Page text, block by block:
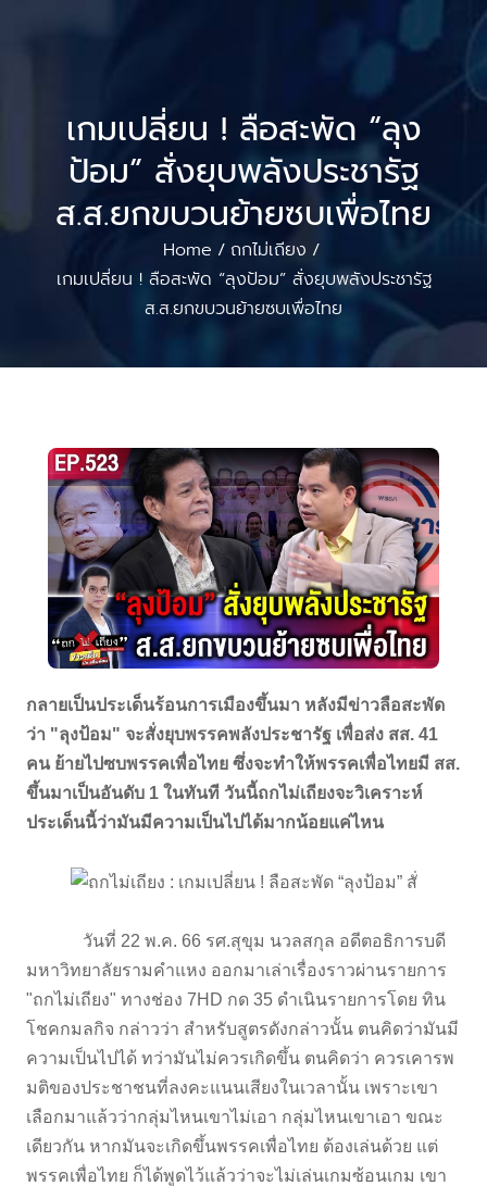
เกมเปลี่ยน ! ลือสะพัด “ลุง
ป้อม” สั่งยุบพลังประชารัฐ
ส.ส.ยกขบวนย้ายซบเพื่อไทย
Home / ถกไม่เถียง /
เกมเปลี่ยน ! ลือสะพัด “ลุงป้อม” สั่งยุบพลังประชารัฐ
ส.ส.ยกขบวนย้ายซบเพื่อไทย
กลายเป็นประเด็นร้อนการเมืองขึ้นมา หลังมีข่าวลือสะพัด
ว่า "ลุงป้อม" จะสั่งยุบพรรคพลังประชารัฐ เพื่อส่ง สส. 41
คน ย้ายไปซบพรรคเพื่อไทย ซึ่งจะทำให้พรรคเพื่อไทยมี สส.
ขึ้นมาเป็นอันดับ 1 ในทันที วันนี้ถกไม่เถียงจะวิเคราะห์
ประเด็นนี้ว่ามันมีความเป็นไปได้มากน้อยแค่ไหน
วันที่ 22 พ.ค. 66 รศ.สุขุม นวลสกุล อดีตอธิการบดี
มหาวิทยาลัยรามคำแหง ออกมาเล่าเรื่องราวผ่านรายการ
"ถกไม่เถียง" ทางช่อง 7HD กด 35 ดำเนินรายการโดย ทิน
โชคกมลกิจ กล่าวว่า สำหรับสูตรดังกล่าวนั้น ตนคิดว่ามันมี
ความเป็นไปได้ ทว่ามันไม่ควรเกิดขึ้น ตนคิดว่า ควรเคารพ
มติของประชาชนที่ลงคะแนนเสียงในเวลานั้น เพราะเขา
เลือกมาแล้วว่ากลุ่มไหนเขาไม่เอา กลุ่มไหนเขาเอา ขณะ
เดียวกัน หากมันจะเกิดขึ้นพรรคเพื่อไทย ต้องเล่นด้วย แต่
พรรคเพื่อไทย ก็ได้พูดไว้แล้วว่าจะไม่เล่นเกมซ้อนเกม เขา